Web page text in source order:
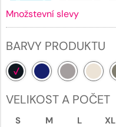
Množstevní slevy
BARVY PRODUKTU
VELIKOST A POČET
S M L XL